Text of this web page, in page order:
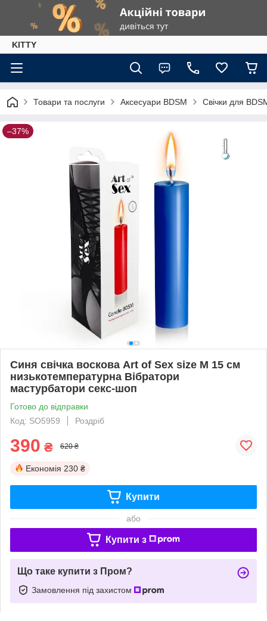
KITTY
Товари та послуги Аксесуари BDSM Свічки для
–37%
Синя свічка воскова Art of Sex size M 15 см
низькотемпературна Вібратори
мастурбатори секс-шоп
Готово до відправки
Код: SO5959
Роздріб
390 ₴ 620 ₴
Економія 230 ₴
Купити
або
Купити з
Що таке купити з Пром?
Замовлення під захистом